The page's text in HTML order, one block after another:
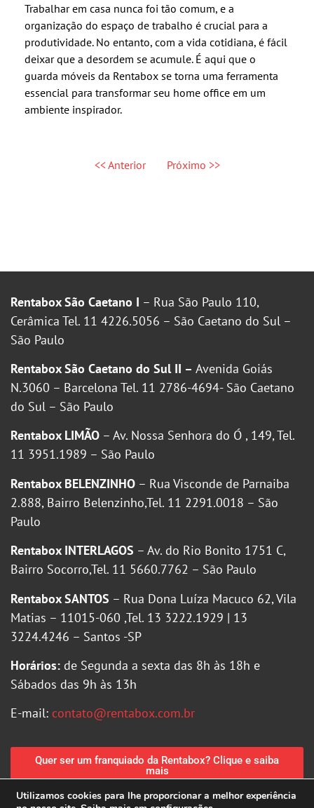
Trabalhar em casa nunca foi tão comum, e a
organização do espaço de trabalho é crucial para a
produtividade. No entanto, com a vida cotidiana, é fácil
deixar que a desordem se acumule. É aqui que o
guarda móveis da Rentabox se torna uma ferramenta
essencial para transformar seu home office em um
ambiente inspirador.
<< Anterior Próximo >>
Rentabox São Caetano I – Rua São Paulo 110,
Cerâmica Tel. 11 4226.5056 – São Caetano do Sul –
São Paulo
Rentabox São Caetano do Sul II – Avenida Goiás
N.3060 – Barcelona Tel. 11 2786-4694- São Caetano
do Sul – São Paulo
Rentabox LIMÃO – Av. Nossa Senhora do Ó , 149, Tel.
11 3951.1989 – São Paulo
Rentabox BELENZINHO – Rua Visconde de Parnaiba
2.888, Bairro Belenzinho,Tel. 11 2291.0018 – São
Paulo
Rentabox INTERLAGOS – Av. do Rio Bonito 1751 C,
Bairro Socorro,Tel. 11 5660.7762 – São Paulo
Rentabox SANTOS – Rua Dona Luíza Macuco 62, Vila
Matias – 11015-060 ,Tel. 13 3222.1929 | 13
3224.4246 – Santos -SP
Horários: de Segunda a sexta das 8h às 18h e
Sábados das 9h às 13h
E-mail: contato@rentabox.com.br
Quer ser um franquiado da Rentabox? Clique e saiba
mais
Utilizamos cookies para lhe proporcionar a melhor experiência